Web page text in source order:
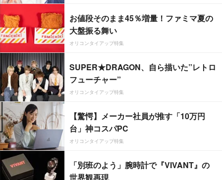
お値段そのまま45％増量！ファミマ夏の
大盤振る舞い
オリコンタイアップ特集
SUPER★DRAGON、自ら描いた”レトロ
フューチャー”
オリコンタイアップ特集
【驚愕】メーカー社員が推す「10万円
台」神コスパPC
オリコンタイアップ特集
「別班のよう」腕時計で『VIVANT』の
世界観再現